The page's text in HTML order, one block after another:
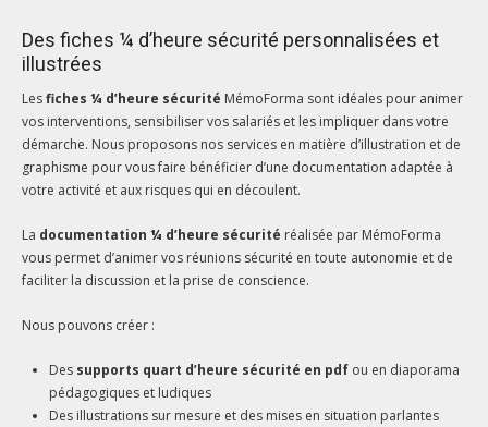
Des fiches ¼ d’heure sécurité personnalisées et
illustrées
Lesfiches ¼ d’heure sécurité MémoForma sont idéales pour animer
vos interventions, sensibiliser vos salariés et les impliquer dans votre
démarche. Nous proposons nos services en matière d’illustration et de
graphisme pour vous faire bénéficier d’une documentation adaptée à
votre activité et aux risques qui en découlent.
La documentation ¼ d’heure sécurité réalisée par MémoForma
vous permet d’animer vos réunions sécurité en toute autonomie et de
faciliter la discussion et la prise de conscience.
Nous pouvons créer :
Des supports quart d’heure sécurité en pdf ou en diaporama
pédagogiques et ludiques
Des illustrations sur mesure et des mises en situation parlantes